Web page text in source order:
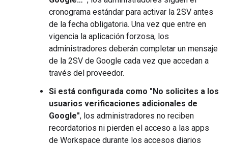
cronograma estándar para activar la 2SV antes
de la fecha obligatoria. Una vez que entre en
vigencia la aplicación forzosa, los
administradores deberán completar un mensaje
de la 2SV de Google cada vez que accedan a
través del proveedor.
Si está configurada como "No solicites a los
usuarios verificaciones adicionales de
Google", los administradores no reciben
recordatorios ni pierden el acceso a las apps
de Workspace durante los accesos diarios